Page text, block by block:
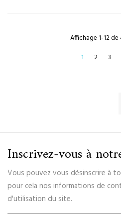
Affichage 1-12
1
2 3
Inscrivez-vous à
Vous pouvez vous désinscrire à
pour cela nos informations de
d'utilisation du site.